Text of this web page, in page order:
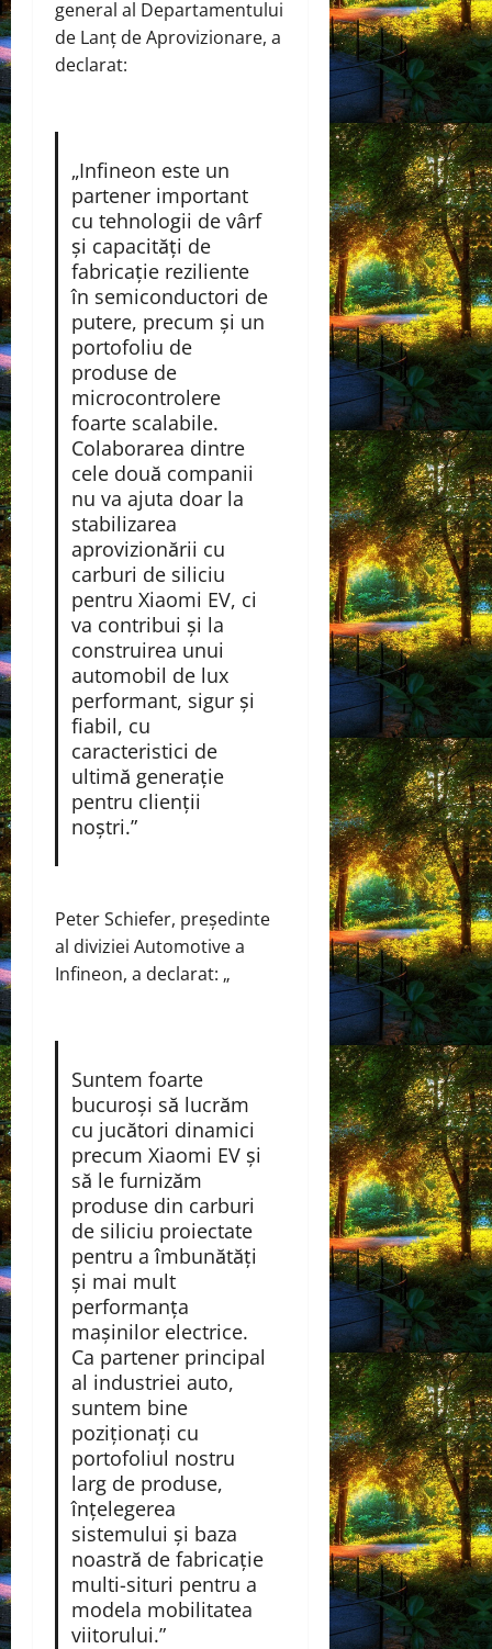
general al Departamentului
de Lanț de Aprovizionare, a
declarat:
„Infineon este un
partener important
cu tehnologii de vârf
și capacități de
fabricație reziliente
în semiconductori de
putere, precum și un
portofoliu de
produse de
microcontrolere
foarte scalabile.
Colaborarea dintre
cele două companii
nu va ajuta doar la
stabilizarea
aprovizionării cu
carburi de siliciu
pentru Xiaomi EV, ci
va contribui și la
construirea unui
automobil de lux
performant, sigur și
fiabil, cu
caracteristici de
ultimă generație
pentru clienții
noștri.”
Peter Schiefer, președinte
al diviziei Automotive a
Infineon, a declarat: „
Suntem foarte
bucuroși să lucrăm
cu jucători dinamici
precum Xiaomi EV și
să le furnizăm
produse din carburi
de siliciu proiectate
pentru a îmbunătăți
și mai mult
performanța
mașinilor electrice.
Ca partener principal
al industriei auto,
suntem bine
poziționați cu
portofoliul nostru
larg de produse,
înțelegerea
sistemului și baza
noastră de fabricație
multi-situri pentru a
modela mobilitatea
viitorului.”